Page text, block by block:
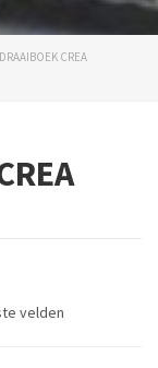
DRAAIBOEK CREA
velden